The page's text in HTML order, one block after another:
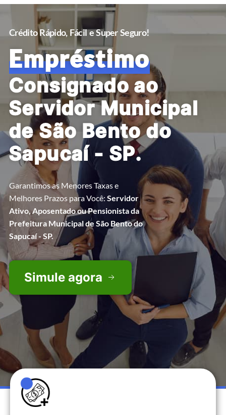
Crédito Rápido, Fácil e Super Seguro!
Empréstimo
Consignado ao
Servidor Municipal
de São Bento do
Sapucaí - SP.
Garantimos as Menores Taxas e
Melhores Prazos para Você: Servidor
Ativo, Aposentado ou Pensionista da
Prefeitura Municipal de São Bento do
Sapucaí - SP.
Simule agora